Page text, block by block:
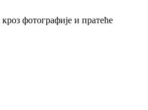
фотографије и пратеће